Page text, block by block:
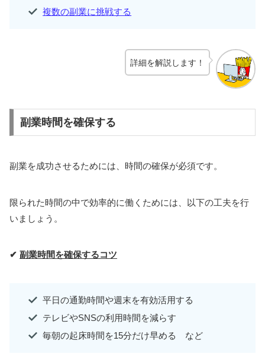
複数の副業に挑戦する
詳細を解説します！
副業時間を確保する
副業を成功させるためには、時間の確保が必須です。
限られた時間の中で効率的に働くためには、以下の工夫を行
いましょう。
✔ 副業時間を確保するコツ
平日の通勤時間や週末を有効活用する
テレビやSNSの利用時間を減らす
毎朝の起床時間を15分だけ早める など